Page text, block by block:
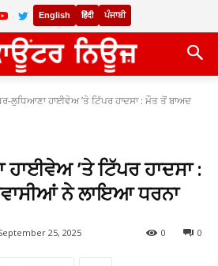
English हिंदी ਪੰਜਾਬੀ
ਲੁਧਿਆਣਾ ਹਾਈਵੇਅ ’ਤੇ ਟਿੱਪਰ ਹਾਦਸਾ : ਮੌਤ ਤੋਂ ਬਾਅਦ
’ਤੇ ਟਿੱਪਰ ਹਾਦਸਾ :
ਨੇ ਲਾਇਆ ਧਰਨਾ
25, 2025 0
0